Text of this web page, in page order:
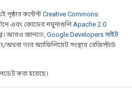
পৃষ্ঠার কন্টেন্ট Creative Commons
এবং কোডের নমুনাগুলি Apache 2.0
আরও জানতে, Google Developers সাইট
তার অ্যাফিলিয়েট সংস্থার রেজিস্টার্ড
করা হয়েছে।